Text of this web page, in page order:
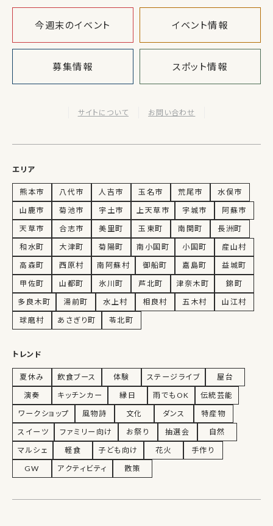
今週末のイベント イベント情報
募集情報 スポット情報
サイトについて お問い合わせ
エリア
熊本市 八代市 人吉市 玉名市 荒尾市
水俣市
山鹿市
菊池市 宇土市 上天草市 宇城市
阿蘇市
天草市
合志市 美里町 玉東町 南関町
長洲町
和水町
大津町 菊陽町 南小国町 小国町
産山村
高森町
西原村 南阿蘇村 御船町 嘉島町
益城町
甲佐町
山都町 氷川町 芦北町 津奈木町
錦町
多良木町
湯前町 水上村 相良村 五木村
山江村
球磨村
あさぎり町 苓北町
トレンド
夏休み 飲食ブース 体験 ステージライブ
屋台
演奏
キッチンカー 縁日 雨でもOK
伝統芸能
ワークショップ
風物詩 文化 ダンス
特産物
スイーツ
ファミリー向け お祭り 抽選会
自然
マルシェ
軽食 子ども向け 花火
手作り
GW
アクティビティ 散策